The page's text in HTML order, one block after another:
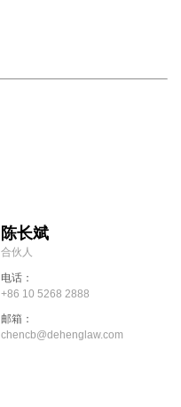
陈长斌
合伙人
电话：
+86 10 5268 2888
邮箱：
chencb@dehenglaw.com